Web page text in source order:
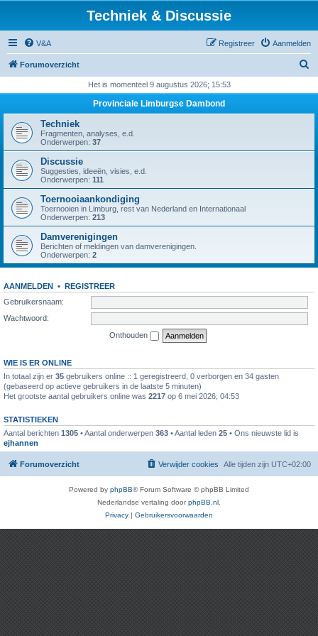
Techniek & Discussie
V&A Aanmelden
Registreer
Forumoverzicht
k
Het is momenteel 9 augustus 2026; 15:53
Provinciale Limburgse Dambond
Techniek
Fragmenten, analyses, e.d.
Onderwerpen: 37
Discussie
Suggesties, ideeën, visies, e.d.
Onderwerpen: 111
Toernooiaankondiging
Toernooien in Limburg, rest van Nederland en Internationaal
Onderwerpen: 213
Damverenigingen
Berichten of meldingen van damverenigingen.
Onderwerpen: 2
AANMELDEN • REGISTREER
Gebruikersnaam:
Wachtwoord:
Onthouden
WIE IS ER ONLINE
In totaal zijn er 35 gebruikers online :: 1 geregistreerd, 0 verborgen en 34 gasten
(gebaseerd op actieve gebruikers in de laatste 5 minuten)
Het grootste aantal gebruikers online was 2217 op 6 mei 2026; 04:53
STATISTIEKEN
Aantal berichten 1305 • Aantal onderwerpen 363 • Aantal leden 25 • Ons nieuwste lid is
ejhannen
Forumoverzicht Alle tijden zijn UTC+02:00
Verwijder cookies
Powered by phpBB® Forum Software © phpBB Limited
Nederlandse vertaling doorphpBB.nl
Privacy | Gebruikersvoorwaarden